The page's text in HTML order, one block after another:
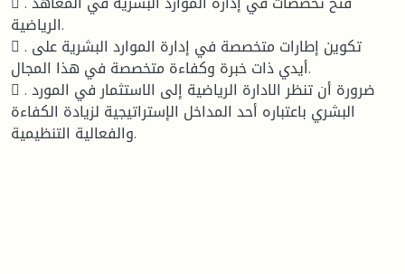
الرياضية.
 . تكوين إطارات متخصصة في إدارة الموارد البشرية على
أيدي ذات خبرة وكفاءة متخصصة في هذا المجال.
 . ضرورة أن تنظر الادارة الرياضية إلى الاستثمار في المورد
البشري باعتباره أحد المداخل الإستراتيجية لزيادة الكفاءة
والفعالية التنظيمية.